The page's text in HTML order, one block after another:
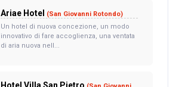
Ariae Hotel (San Giovanni Rotondo)
Un hotel di nuova concezione, un modo
innovativo di fare accoglienza, una ventata
di aria nuova nell...
Hotel Villa San Pietro